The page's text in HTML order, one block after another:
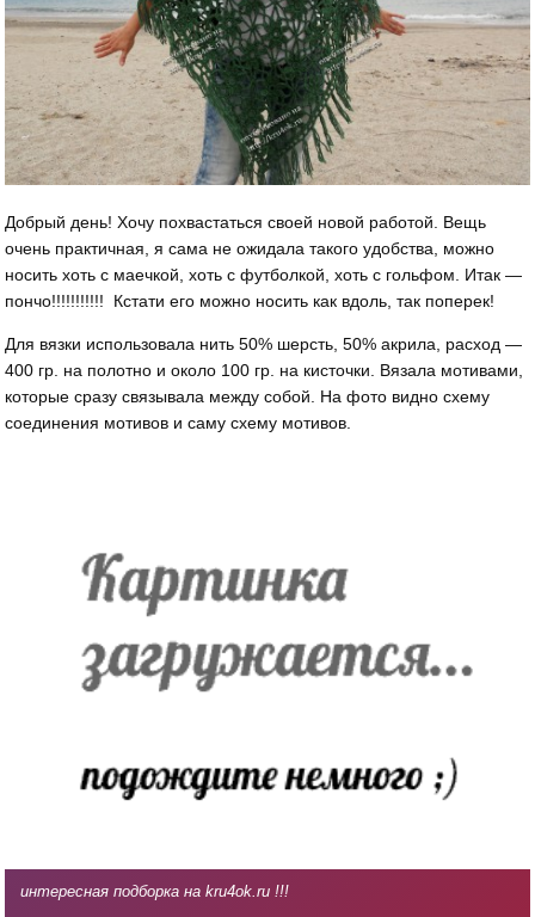
Добрый день! Хочу похвастаться своей новой работой. Вещь
очень практичная, я сама не ожидала такого удобства, можно
носить хоть с маечкой, хоть с футболкой, хоть с гольфом. Итак —
пончо!!!!!!!!!!! Кстати его можно носить как вдоль, так поперек!
Для вязки использовала нить 50% шерсть, 50% акрила, расход —
400 гр. на полотно и около 100 гр. на кисточки. Вязала мотивами,
которые сразу связывала между собой. На фото видно схему
соединения мотивов и саму схему мотивов.
интересная подборка на kru4ok.ru !!!